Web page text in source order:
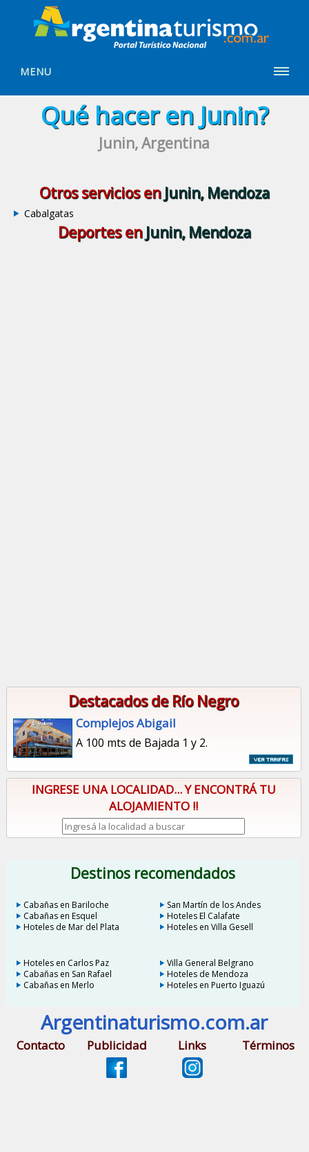
MENU
Qué hacer en Junin?
Junin, Argentina
Otros servicios en Junin, Mendoza
Cabalgatas
Deportes en Junin, Mendoza
Destacados de Río Negro
Complejos Abigail
A 100 mts de Bajada 1 y 2.
INGRESE UNA LOCALIDAD... Y ENCONTRÁ TU
ALOJAMIENTO !!
Destinos recomendados
Cabañas en Bariloche
San Martín de los Andes
Cabañas en Esquel
Hoteles El Calafate
Hoteles de Mar del Plata
Hoteles en Villa Gesell
Hoteles en Carlos Paz
Villa General Belgrano
Cabañas en San Rafael
Hoteles de Mendoza
Cabañas en Merlo
Hoteles en Puerto Iguazú
Argentinaturismo.com.ar
Contacto Publicidad Links Términos